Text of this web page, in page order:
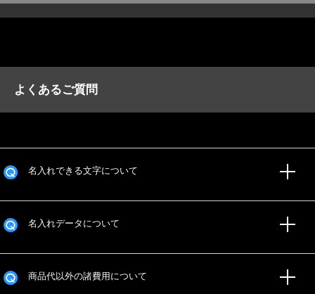
よくあるご質問
名入れできる文字について
名入れデータについて
商品代以外の諸費用について